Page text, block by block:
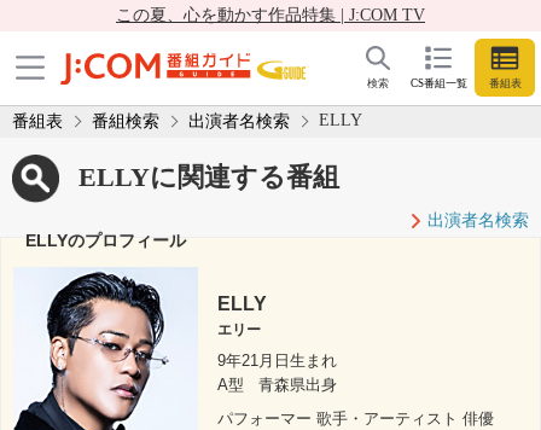
この夏、心を動かす作品特集 | J:COM TV
CS番組一覧 番組表
検索
番組表 番組検索 出演者名検索 ELLY
ELLYに関連する番組
出演者名検索
ELLYのプロフィール
ELLY
エリー
9年21月日生まれ
A型
青森県出身
パフォーマー 歌手・アーティスト 俳優